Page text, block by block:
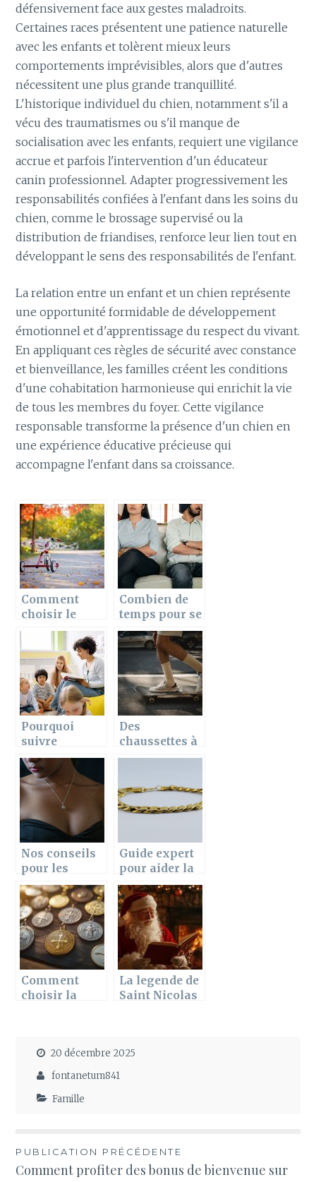
défensivement face aux gestes maladroits.
Certaines races présentent une patience naturelle
avec les enfants et tolèrent mieux leurs
comportements imprévisibles, alors que d'autres
nécessitent une plus grande tranquillité.
L'historique individuel du chien, notamment s'il a
vécu des traumatismes ou s'il manque de
socialisation avec les enfants, requiert une vigilance
accrue et parfois l'intervention d'un éducateur
canin professionnel. Adapter progressivement les
responsabilités confiées à l'enfant dans les soins du
chien, comme le brossage supervisé ou la
distribution de friandises, renforce leur lien tout en
développant le sens des responsabilités de l'enfant.
La relation entre un enfant et un chien représente
une opportunité formidable de développement
émotionnel et d'apprentissage du respect du vivant.
En appliquant ces règles de sécurité avec constance
et bienveillance, les familles créent les conditions
d'une cohabitation harmonieuse qui enrichit la vie
de tous les membres du foyer. Cette vigilance
responsable transforme la présence d'un chien en
une expérience éducative précieuse qui
accompagne l'enfant dans sa croissance.
Comment
choisir le
meilleur velo-
bebe pour son
enfant ?
Combien de
temps pour se
reconstruire
apres un
divorce ?
Pourquoi
suivre
absolument
des cours de
chant ?
Des
chaussettes à
doigts pour la
!
Nos conseils
pour les
cadeaux de
fins d’annee
Guide expert
pour aider la
famille à
choisir une
gourmette
bébé en or
Comment
choisir la
un garçon ?
La legende de
Saint Nicolas
Santa Claus,
20 décembre 2025
fontanetum841
Famille
Navigation
PUBLICATION PRÉCÉDENTE
Comment profiter des bonus de bienvenue sur